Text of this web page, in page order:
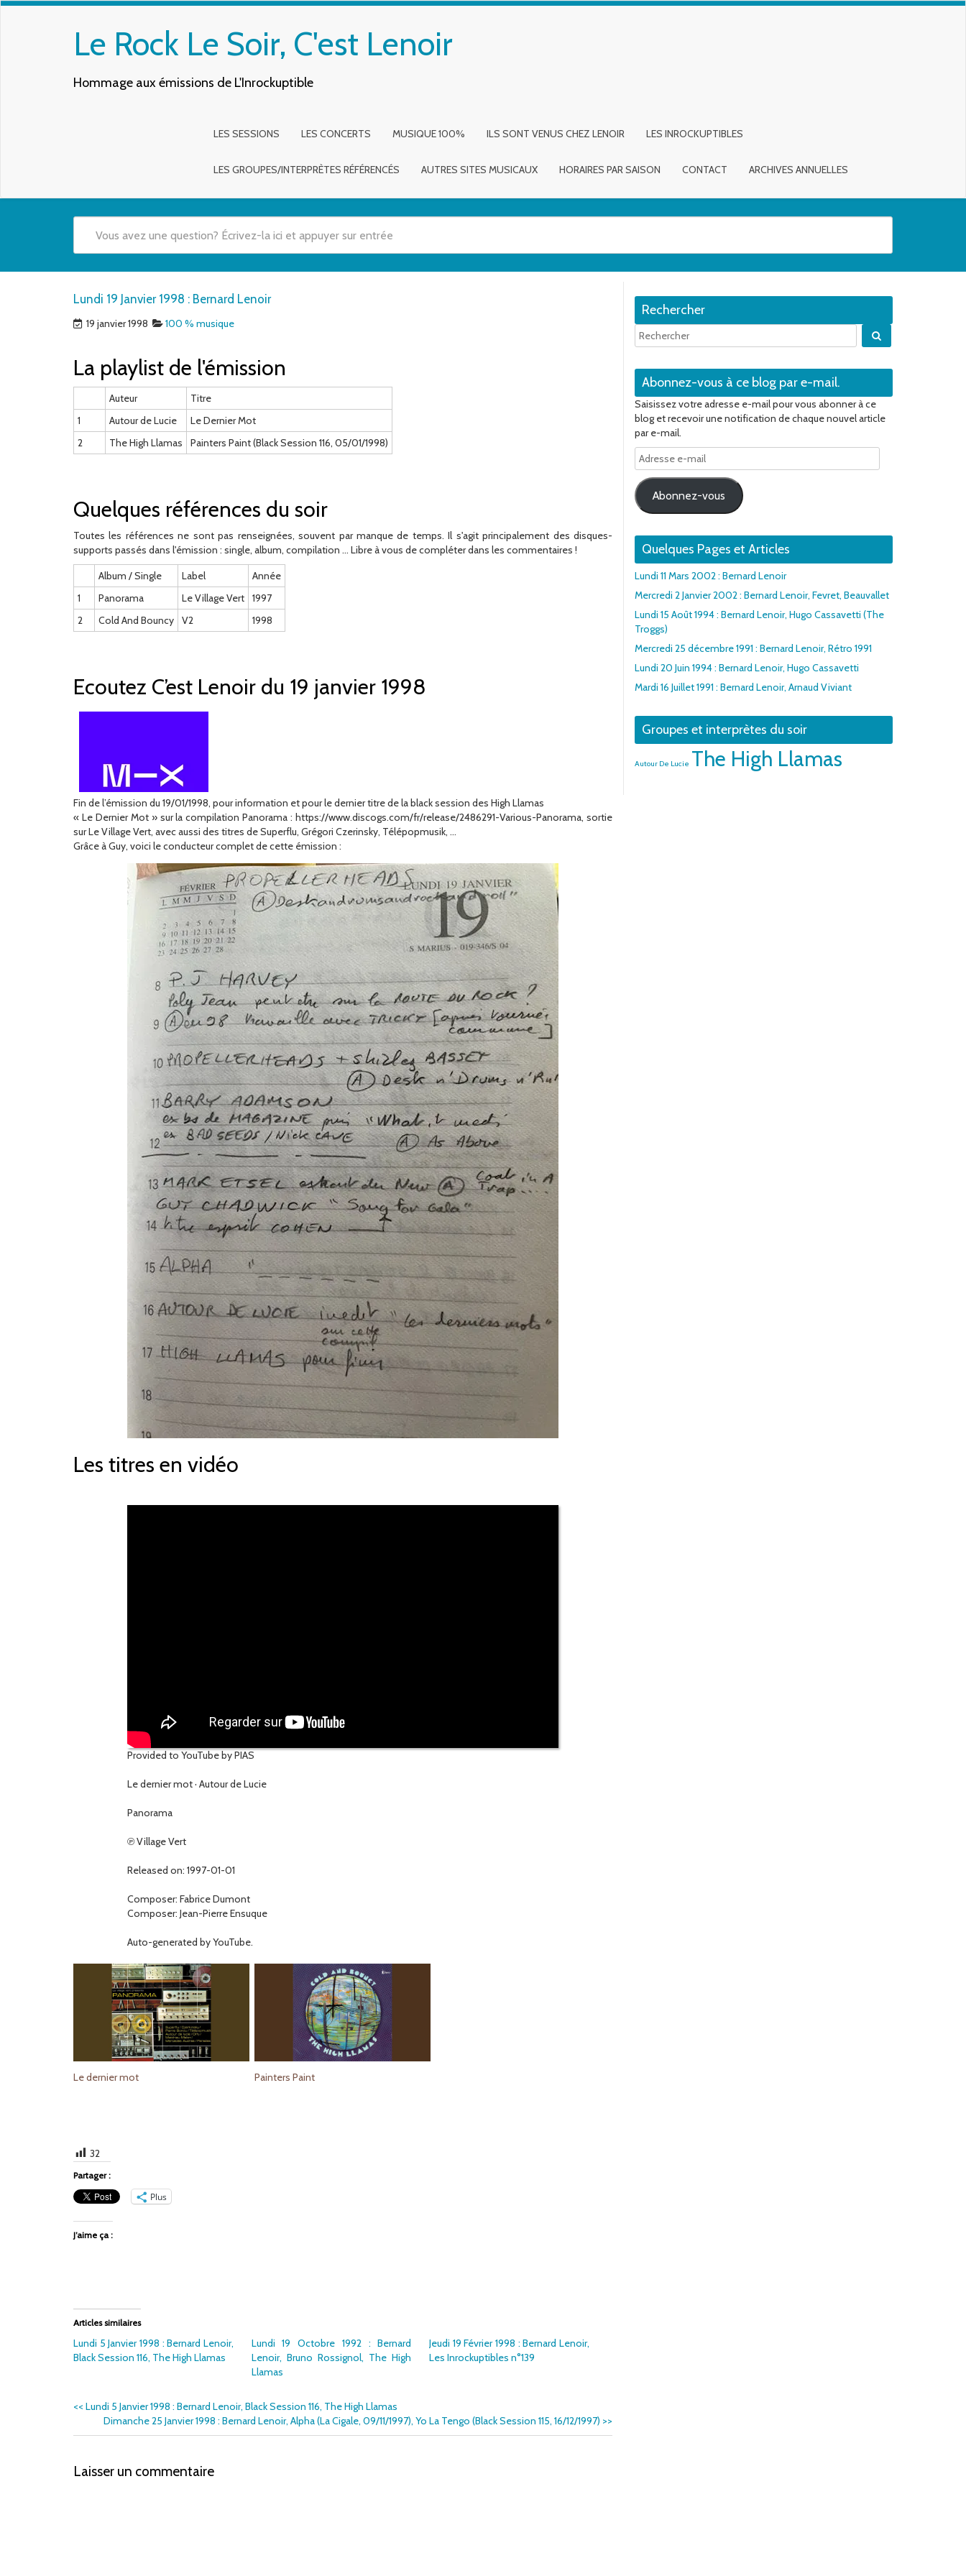
Le Rock Le Soir, C'est Lenoir
Hommage aux émissions de L'Inrockuptible
LES SESSIONS LES CONCERTS MUSIQUE 100% ILS SONT VENUS CHEZ LENOIR LES INROCKUPTIBLES
LES GROUPES/INTERPRÈTES RÉFÉRENCÉS AUTRES SITES MUSICAUX HORAIRES PAR SAISON CONTACT ARCHIVES ANNUELLES
Lundi 19 Janvier 1998 : Bernard Lenoir
19 janvier 1998 100 % musique
La playlist de l'émission
Auteur
Titre
1
Autour de Lucie
Le Dernier Mot
2
The High Llamas Painters Paint (Black Session 116, 05/01/1998)
Quelques références du soir
Toutes les références ne sont pas renseignées, souvent par manque de temps. Il s'agit principalement des disques-
supports passés dans l'émission : single, album, compilation ... Libre à vous de compléter dans les commentaires !
Album / Single
Label
Année
1
Panorama Le Village Vert
1997
2
Cold And Bouncy V2 1998
Ecoutez C’est Lenoir du 19 janvier 1998
Fin de l’émission du 19/01/1998, pour information et pour le dernier titre de la black session des High Llamas
« Le Dernier Mot » sur la compilation Panorama : https://www.discogs.com/fr/release/2486291-Various-Panorama, sortie
sur Le Village Vert, avec aussi des titres de Superflu, Grégori Czerinsky, Télépopmusik, …
Grâce à Guy, voici le conducteur complet de cette émission :
Les titres en vidéo
Provided to YouTube by PIAS
Le dernier mot · Autour de Lucie
Panorama
℗ Village Vert
Released on: 1997-01-01
Composer: Fabrice Dumont
Composer: Jean-Pierre Ensuque
Auto-generated by YouTube.
Le dernier mot Painters Paint
32
Partager :
Plus
J’aime ça :
Articles similaires
Lundi 5 Janvier 1998 : Bernard Lenoir,
Black Session 116, The High Llamas
Lundi 19 Octobre 1992 : Bernard
Lenoir, Bruno Rossignol, The High
Llamas
Jeudi 19 Février 1998 : Bernard Lenoir,
Les Inrockuptibles n°139
<< Lundi 5 Janvier 1998 : Bernard Lenoir, Black Session 116, The High Llamas
Dimanche 25 Janvier 1998 : Bernard Lenoir, Alpha (La Cigale, 09/11/1997), Yo La Tengo (Black Session 115, 16/12/1997) >>
Laisser un commentaire
Rechercher
Abonnez-vous à ce blog par e-mail.
Saisissez votre adresse e-mail pour vous abonner à ce
blog et recevoir une notification de chaque nouvel article
par e-mail.
Adresse
e-
mail
Abonnez-vous
Quelques Pages et Articles
Lundi 11 Mars 2002 : Bernard Lenoir
Mercredi 2 Janvier 2002 : Bernard Lenoir, Fevret, Beauvallet
Lundi 15 Août 1994 : Bernard Lenoir, Hugo Cassavetti (The
Troggs)
Mercredi 25 décembre 1991 : Bernard Lenoir, Rétro 1991
Lundi 20 Juin 1994 : Bernard Lenoir, Hugo Cassavetti
Mardi 16 Juillet 1991 : Bernard Lenoir, Arnaud Viviant
Groupes et interprètes du soir
Autour De Lucie The High Llamas